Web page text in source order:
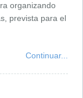
organizando
prevista para el
Continuar...